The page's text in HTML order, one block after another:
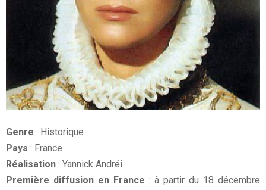
Genre : Historique
Pays : France
Réalisation : Yannick Andréi
Première diffusion en France : à partir du 18 décembre